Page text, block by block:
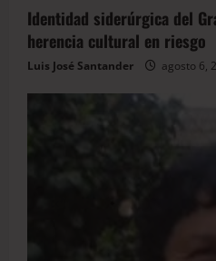
Identidad siderúrgica del
herencia cultural en riesgo
Luis José Santander agosto 6,